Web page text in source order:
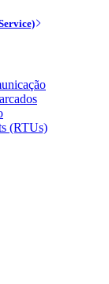
(RTUs)